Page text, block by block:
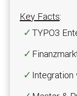
Key Facts:
TYPO3
Integration